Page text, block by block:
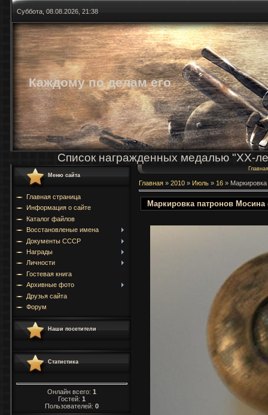
Суббота, 08.08.2026, 21:38
Каждому по делам его
Список награжденных медалью "ХХ-
Меню сайта
Главная страница
Информация о сайте
Каталог файлов
Восстановленые имена
Документы СССР
Награды
Личности
Гостевая книга
Архивные фото
Друзья сайта
Форум
Наши посетители
Статистика
Онлайн всего: 1
Гостей: 1
Пользователей: 0
Главная
Главная » 2010 » Июль » 16 »
Маркировка патронов Мосина